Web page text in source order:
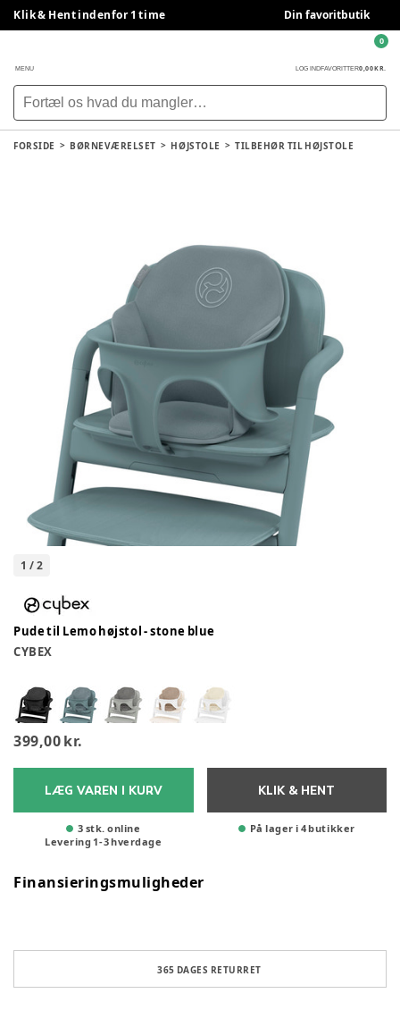
Klik & Hent indenfor 1 time Din favoritbutik
MENU LOG INDFAVORITTER0,00 KR.
0
FORSIDE BØRNEVÆRELSET HØJSTOLE TILBEHØR TIL HØJSTOLE
1 /2
Pude til Lemo højstol - stone blue
CYBEX
399,00 kr.
LÆG VAREN I KURV
3 stk. online
Levering 1-3hverdage
KLIK & HENT
På lager i 4 butikker
Finansieringsmuligheder
365 DAGES RETURRET